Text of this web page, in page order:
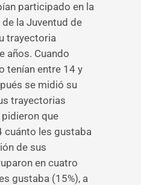
participado en la
la Juventud de
trayectoria
años. Cuando
tenían entre 14 y
se midió su
trayectorias
que
cuánto les gustaba
de sus
en cuatro
gustaba (15%), a